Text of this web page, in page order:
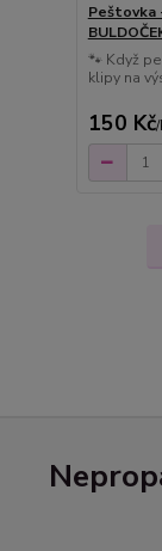
Peštovka
🐾 Když
klipy na
150 Kč/